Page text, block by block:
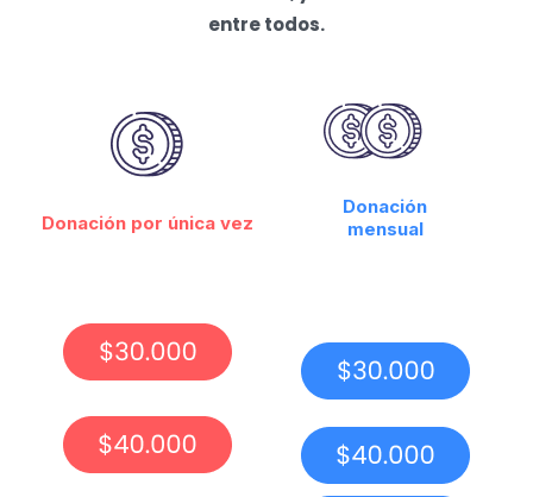
entre todos.
Donación por única vez
Donación
mensual